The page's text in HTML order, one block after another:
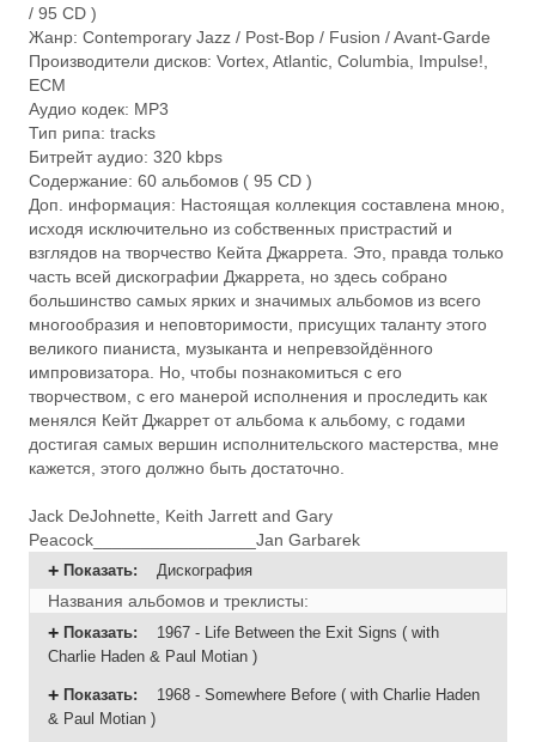
/ 95 CD )
Жанр: Contemporary Jazz / Post-Bop / Fusion / Avant-Garde
Производители дисков: Vortex, Atlantic, Columbia, Impulse!,
ECM
Аудио кодек: MP3
Тип рипа: tracks
Битрейт аудио: 320 kbps
Содержание: 60 альбомов ( 95 CD )
Доп. информация: Настоящая коллекция составлена мною,
исходя исключительно из собственных пристрастий и
взглядов на творчество Кейта Джаррета. Это, правда только
часть всей дискографии Джаррета, но здесь собрано
большинство самых ярких и значимых альбомов из всего
многообразия и неповторимости, присущих таланту этого
великого пианиста, музыканта и непревзойдённого
импровизатора. Но, чтобы познакомиться с его
творчеством, с его манерой исполнения и проследить как
менялся Кейт Джаррет от альбома к альбому, с годами
достигая самых вершин исполнительского мастерства, мне
кажется, этого должно быть достаточно.
Jack DeJohnette, Keith Jarrett and Gary
Peacock_________________Jan Garbarek
Показать: Дискография
Названия альбомов и треклисты:
Показать:
1967 - Life Between the Exit Signs ( with
Charlie Haden & Paul Motian )
Показать:
1968 - Somewhere Before ( with Charlie Haden
& Paul Motian )